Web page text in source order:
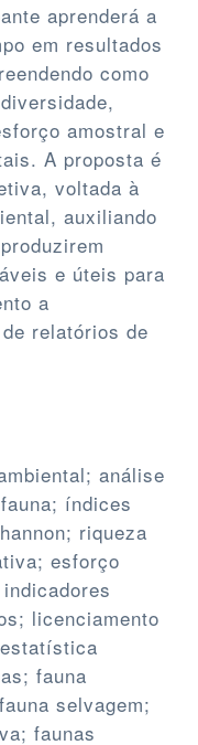
aprenderá a
em resultados
como
amostral e
A proposta é
voltada à
auxiliando
e úteis para
a
relatórios de
análise
índices
riqueza
esforço
licenciamento
fauna
selvagem;
faunas